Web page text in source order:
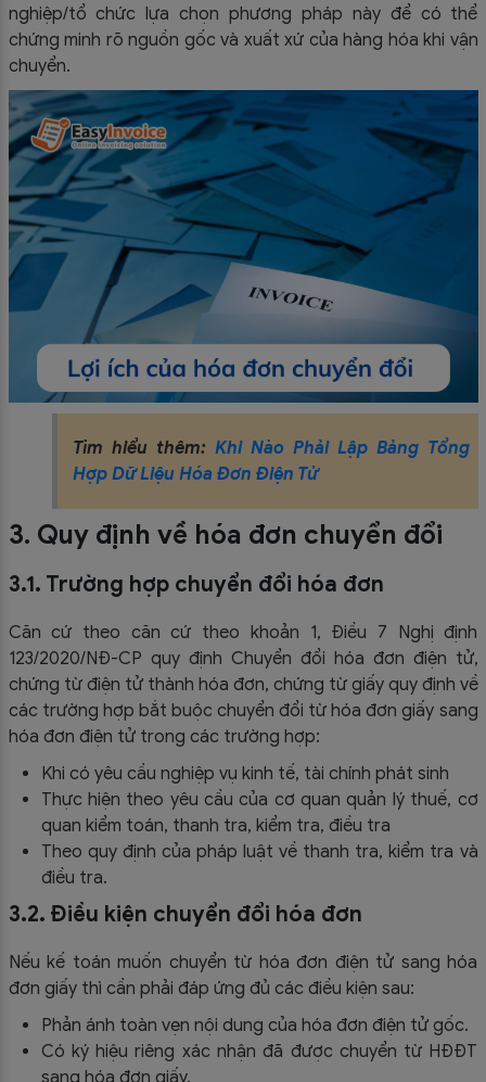
nghiệp/tổ chức lựa chọn phương pháp này để có thể
chứng minh rõ nguồn gốc và xuất xứ của hàng hóa khi vận
chuyển.
Tìm hiểu thêm: Khi Nào Phải Lập Bảng Tổng
Hợp Dữ Liệu Hóa Đơn Điện Tử
3. Quy định về hóa đơn chuyển đổi
3.1. Trường hợp chuyển đổi hóa đơn
Căn cứ theo căn cứ theo khoản 1, Điều 7 Nghị định
123/2020/NĐ-CP quy định Chuyển đổi hóa đơn điện tử,
chứng từ điện tử thành hóa đơn, chứng từ giấy quy định về
các trường hợp bắt buộc chuyển đổi từ hóa đơn giấy sang
hóa đơn điện tử trong các trường hợp:
Khi có yêu cầu nghiệp vụ kinh tế, tài chính phát sinh
Thực hiện theo yêu cầu của cơ quan quản lý thuế, cơ
quan kiểm toán, thanh tra, kiểm tra, điều tra
Theo quy định của pháp luật về thanh tra, kiểm tra và
điều tra.
3.2. Điều kiện chuyển đổi hóa đơn
Nếu kế toán muốn chuyển từ hóa đơn điện tử sang hóa
đơn giấy thì cần phải đáp ứng đủ các điều kiện sau:
Phản ánh toàn vẹn nội dung của hóa đơn điện tử gốc.
Có ký hiệu riêng xác nhận đã được chuyển từ HĐĐT